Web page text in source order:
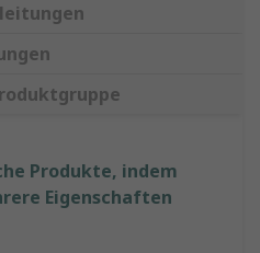
Produkte, indem
Eigenschaften